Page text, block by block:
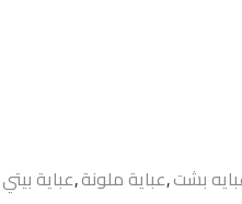
عباية بيتي,عباية ملونة,بشت